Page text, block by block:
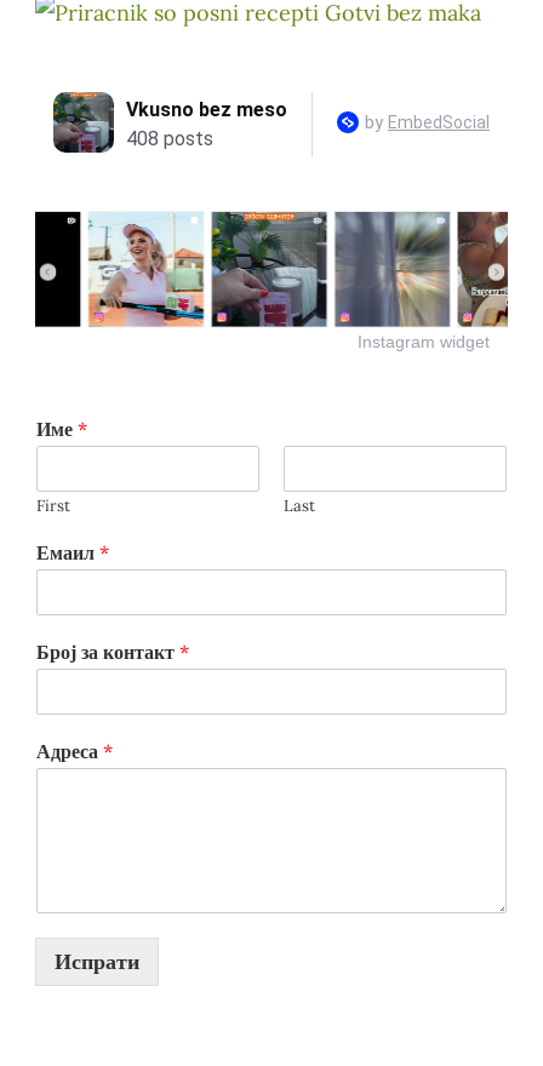
Instagram widget
Име *
First Last
Емаил *
Број за контакт *
Адреса *
Испрати